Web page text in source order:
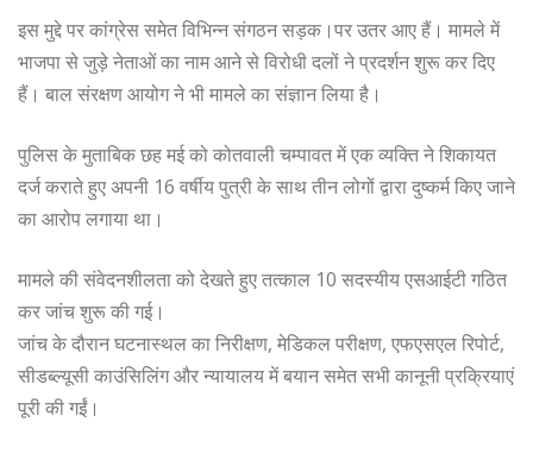
इस मुद्दे पर कांग्रेस समेत विभिन्न संगठन सड़क।पर उतर आए हैं। मामले में
भाजपा से जुड़े नेताओं का नाम आने से विरोधी दलों ने प्रदर्शन शुरू कर दिए
हैं। बाल संरक्षण आयोग ने भी मामले का संज्ञान लिया है।
पुलिस के मुताबिक छह मई को कोतवाली चम्पावत में एक व्यक्ति ने शिकायत
दर्ज कराते हुए अपनी 16 वर्षीय पुत्री के साथ तीन लोगों द्वारा दुष्कर्म किए जाने
का आरोप लगाया था।
मामले की संवेदनशीलता को देखते हुए तत्काल 10 सदस्यीय एसआईटी गठित
कर जांच शुरू की गई।
जांच के दौरान घटनास्थल का निरीक्षण, मेडिकल परीक्षण, एफएसएल रिपोर्ट,
सीडब्ल्यूसी काउंसिलिंग और न्यायालय में बयान समेत सभी कानूनी प्रक्रियाएं
पूरी की गईं।